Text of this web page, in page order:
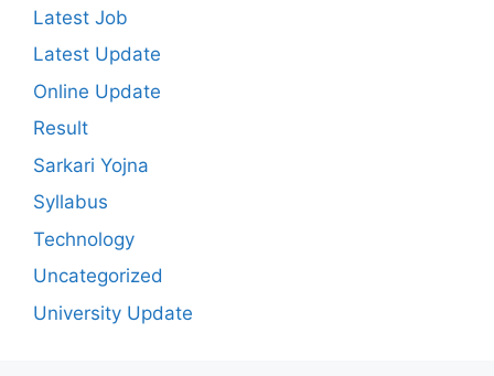
Latest Job
Latest Update
Online Update
Result
Sarkari Yojna
Syllabus
Technology
Uncategorized
University Update